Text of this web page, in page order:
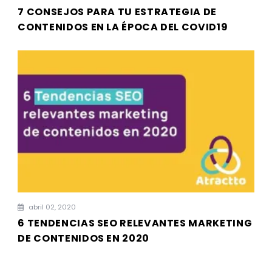
7 CONSEJOS PARA TU ESTRATEGIA DE
CONTENIDOS EN LA ÉPOCA DEL COVID19
abril 02, 2020
6 TENDENCIAS SEO RELEVANTES MARKETING
DE CONTENIDOS EN 2020